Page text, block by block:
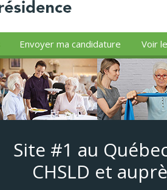
Envoyer ma candidature Voir
Site #1 au
CHSLD et